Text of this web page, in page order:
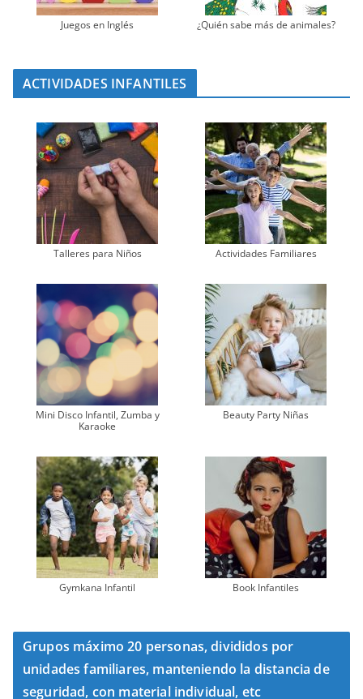
Juegos en Inglés ¿Quién sabe más de animales?
ACTIVIDADES INFANTILES
Talleres para Niños Actividades Familiares
Mini Disco Infantil, Zumba y
Karaoke
Beauty Party Niñas
Gymkana Infantil Book Infantiles
Grupos máximo 20 personas, divididos por
unidades familiares, manteniendo la distancia de
seguridad, con material individual, etc